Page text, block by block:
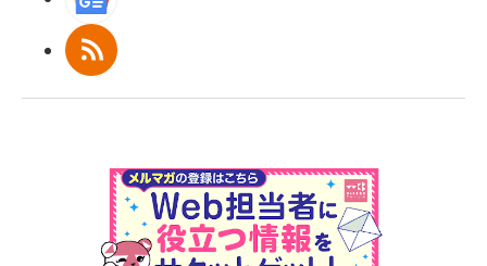
RSS